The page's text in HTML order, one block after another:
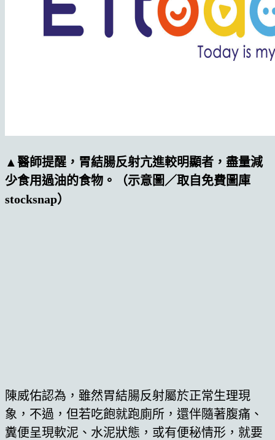
▲醫師提醒，胃結腸反射亢進較明顯者，盡量減
少食用過油的食物。（示意圖／取自免費圖庫
stocksnap）
陳威佑認為，雖然胃結腸反射屬於正常生理現
象，不過，但若吃飽就跑廁所，還伴隨著腹痛、
糞便呈現軟泥、水泥狀態，或有便秘情形，就要